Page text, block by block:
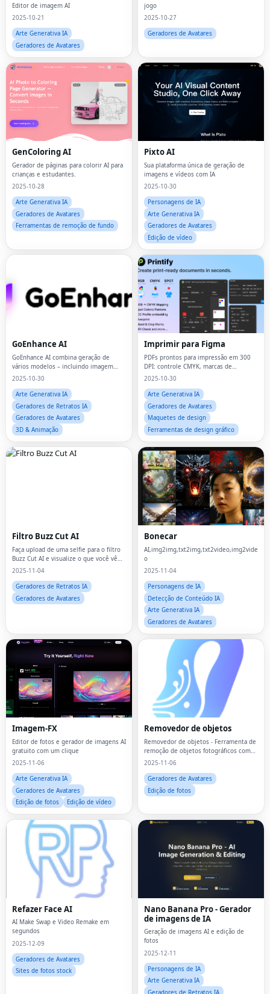
Editor de imagem AI
2025-10-21
Arte Generativa IA
Geradores de Avatares
jogo
2025-10-27
Geradores de Avatares
GenColoring AI
Gerador de páginas para colorir AI para
crianças e estudantes.
2025-10-28
Arte Generativa IA
Geradores de Avatares
Ferramentas de remoção de fundo
Pixto AI
Sua plataforma única de geração de
imagens e vídeos com IA
2025-10-30
Personagens de IA
Arte Generativa IA
Geradores de Avatares
Edição de vídeo
GoEnhance AI
GoEnhance AI combina geração de
vários modelos – incluindo imagem
para vídeo, texto para vídeo e
2025-10-30
Arte Generativa IA
Geradores de Retratos IA
Geradores de Avatares
3D & Animação
Imprimir para Figma
PDFs prontos para impressão em 300
DPI: controle CMYK, marcas de
sangramento e corte, cores
2025-10-30
Arte Generativa IA
Geradores de Avatares
Maquetes de design
Ferramentas de design gráfico
Filtro Buzz Cut AI
Faça upload de uma selfie para o filtro
Buzz Cut AI e visualize o que você vê
no buzz cut
2025-11-04
Geradores de Retratos IA
Geradores de Avatares
Bonecar
AI,img2img,txt2img,txt2video,img2vide
o
2025-11-04
Personagens de IA
Detecção de Conteúdo IA
Arte Generativa IA
Geradores de Avatares
Imagem-FX
Editor de fotos e gerador de imagens AI
gratuito com um clique
2025-11-06
Arte Generativa IA
Geradores de Avatares
Edição de fotos
Edição de vídeo
Removedor de objetos
Removedor de objetos - Ferramenta de
remoção de objetos fotográficos com
tecnologia de IA
2025-11-06
Geradores de Avatares
Edição de fotos
Refazer Face AI
AI Make Swap e Video Remake em
segundos
2025-12-09
Geradores de Avatares
Sites de fotos stock
Nano Banana Pro - Gerador
de imagens de IA
Geração de imagens AI e edição de
fotos
2025-12-11
Personagens de IA
Arte Generativa IA
Geradores de Retratos IA